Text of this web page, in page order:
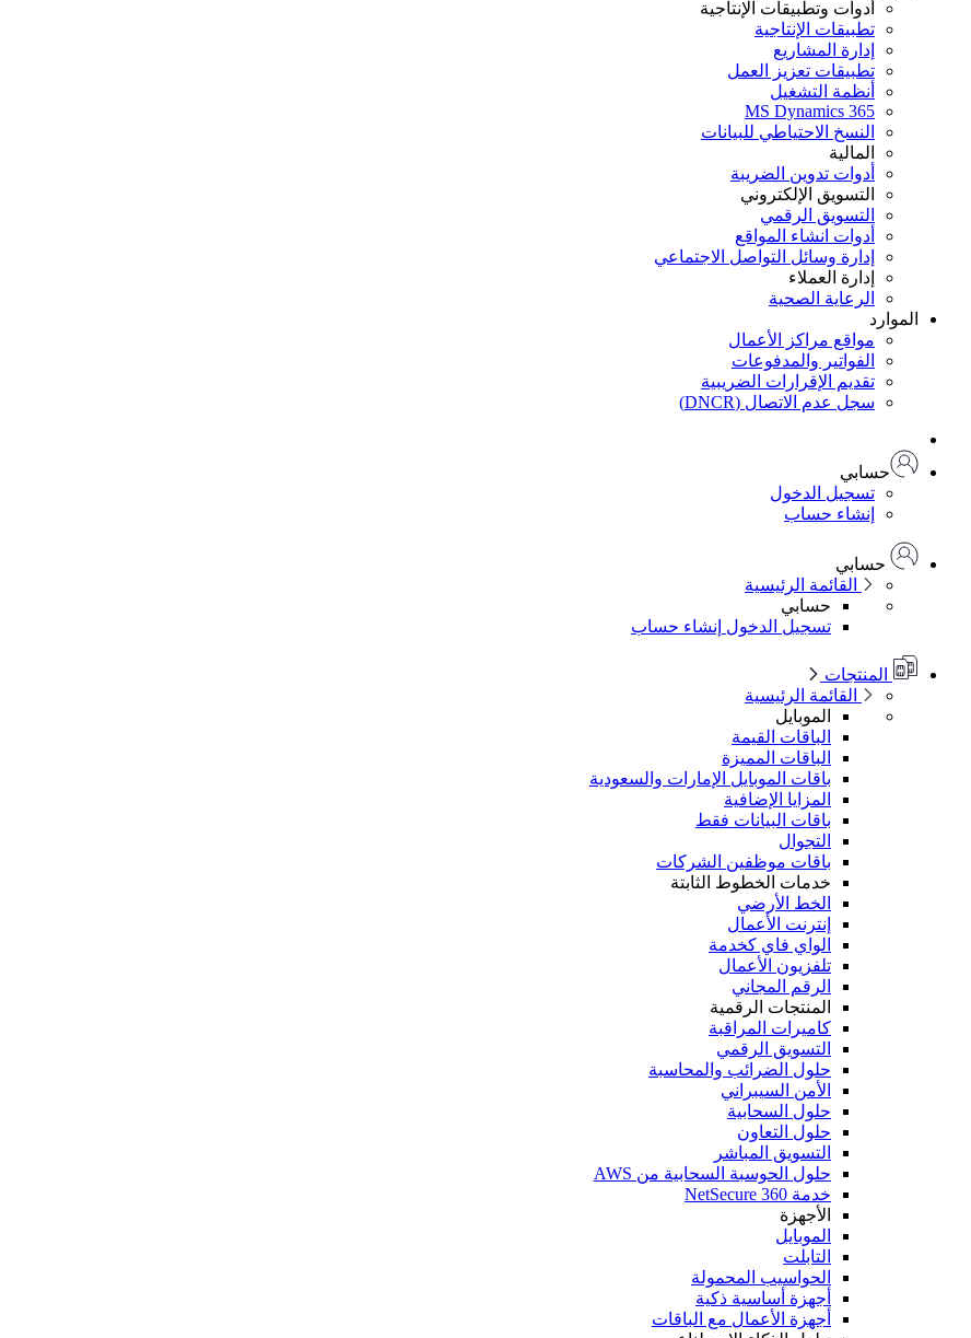
أدوات وتطبيقات الإنتاجية
تطبيقات الإنتاجية
إدارة المشاريع
تطبيقات تعزيز العمل
أنظمة التشغيل
MS Dynamics 365
النسخ الاحتياطي للبيانات
المالية
أدوات تدوين الضريبة
التسويق الإلكتروني
التسويق الرقمي
أدوات انشاء المواقع
إدارة وسائل التواصل الاجتماعي
إدارة العملاء
الرعاية الصحية
الموارد
مواقع مراكز الأعمال
الفواتير والمدفوعات
تقديم الإقرارات الضريبية
سجل عدم الاتصال (DNCR)
حسابي
تسجيل الدخول
إنشاء حساب
حسابي
القائمة الرئيسية
حسابي
تسجيل الدخول إنشاء حساب
المنتجات
القائمة الرئيسية
الموبايل
الباقات القيمة
الباقات المميزة
باقات الموبايل الإمارات والسعودية
المزايا الإضافية
باقات البيانات فقط
التجوال
باقات موظفين الشركات
خدمات الخطوط الثابتة
الخط الأرضي
إنترنت الأعمال
الواي فاي كخدمة
تلفزيون الأعمال
الرقم المجاني
المنتجات الرقمية
كاميرات المراقبة
التسويق الرقمي
حلول الضرائب والمحاسبة
الأمن السيبراني
حلول السحابية
حلول التعاون
التسويق المباشر
حلول الحوسبة السحابية من AWS
خدمة NetSecure 360
الأجهزة
الموبايل
التابلت
الحواسيب المحمولة
أجهزة أساسية ذكية
أجهزة الأعمال مع الباقات